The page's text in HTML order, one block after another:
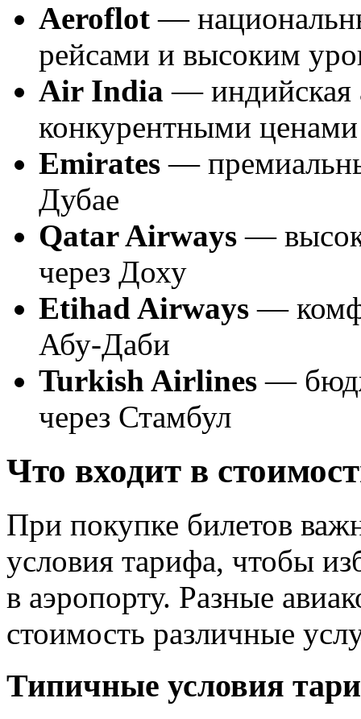
Aeroflot —
рейсами и высоким
Air India — индийская
конкурентными ценами
Emirates —
Дубае
Qatar Airways —
через Доху
Etihad Airways —
Абу-Даби
Turkish Airlines —
через Стамбул
Что входит в
При покупке билетов
условия тарифа, чтобы
в аэропорту. Разные
стоимость различные
Типичные условия